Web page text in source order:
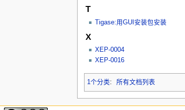
T
Tigase:用GUI安装包安装
X
XEP-0004
XEP-0016
1个分类: 所有文档列表